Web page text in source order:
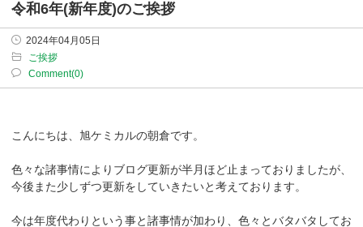
令和6年(新年度)のご挨拶
2024年04月05日
ご挨拶
Comment(0)
こんにちは、旭ケミカルの朝倉です。
色々な諸事情によりブログ更新が半月ほど止まっておりましたが、
今後また少しずつ更新をしていきたいと考えております。
今は年度代わりという事と諸事情が加わり、色々とバタバタしてお